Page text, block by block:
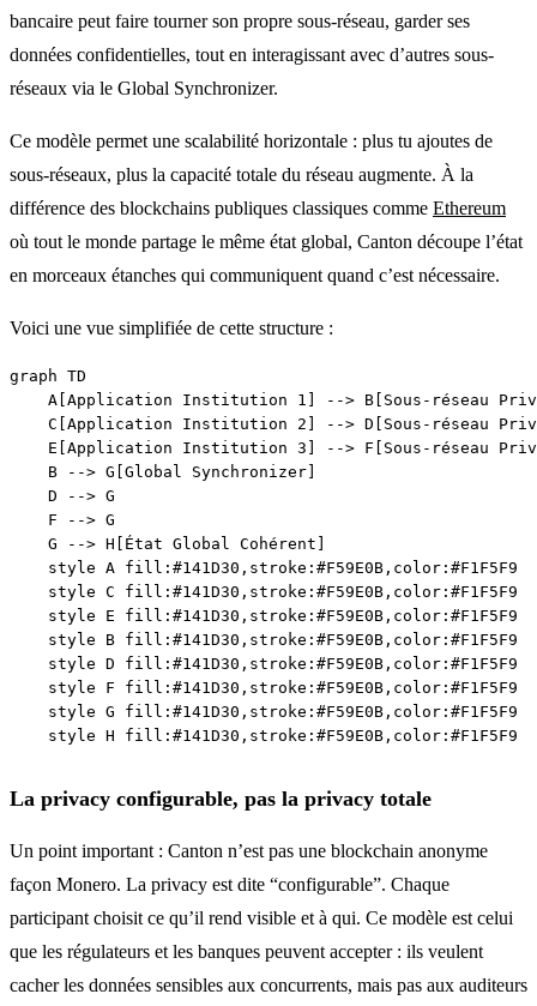
bancaire peut faire tourner son propre sous-réseau, garder ses
données confidentielles, tout en interagissant avec d’autres sous-
réseaux via le Global Synchronizer.
Ce modèle permet une scalabilité horizontale : plus tu ajoutes de
sous-réseaux, plus la capacité totale du réseau augmente. À la
différence des blockchains publiques classiques comme Ethereum
où tout le monde partage le même état global, Canton découpe l’état
en morceaux étanches qui communiquent quand c’est nécessaire.
Voici une vue simplifiée de cette structure :
graph TD
A[Application Institution 1] --> B[Sous-réseau
C[Application Institution 2] --> D[Sous-réseau
E[Application Institution 3] --> F[Sous-réseau
    B --> G[Global Synchronizer]
    D --> G
    F --> G
    G --> H[État Global Cohérent]
    style A fill:#141D30,stroke:#F59E0B,color:#F1F5F9
    style C fill:#141D30,stroke:#F59E0B,color:#F1F5F9
    style E fill:#141D30,stroke:#F59E0B,color:#F1F5F9
    style B fill:#141D30,stroke:#F59E0B,color:#F1F5F9
    style D fill:#141D30,stroke:#F59E0B,color:#F1F5F9
    style F fill:#141D30,stroke:#F59E0B,color:#F1F5F9
    style G fill:#141D30,stroke:#F59E0B,color:#F1F5F9
La privacy configurable, pas la privacy totale
Un point important : Canton n’est pas une blockchain anonyme
façon Monero. La privacy est dite “configurable”. Chaque
participant choisit ce qu’il rend visible et à qui. Ce modèle est celui
que les régulateurs et les banques peuvent accepter : ils veulent
cacher les données sensibles aux concurrents, mais pas aux auditeurs